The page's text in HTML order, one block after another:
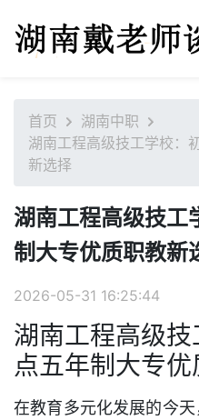
首页
湖南中职
湖南工程高级技工学校：
新选择
湖南工程高级技工
制大专优质职教新
2026-05-31 16:25:44
湖南工程高级
点五年制大专
在教育多元化发展的今